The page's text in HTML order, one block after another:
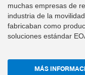
muchas empresas de
industria de la
fabricaban como
soluciones estándar
MÁS